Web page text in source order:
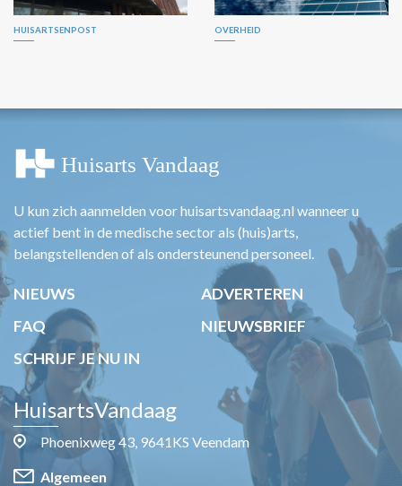
HUISARTSENPOST OVERHEID
U kun zich aanmelden voor huisartsvandaag.nl wanneer u
actief bent in de medische sector als (huis)arts,
belangstellenden of als ondersteunend personeel.
NIEUWS
ADVERTEREN
FAQ
NIEUWSBRIEF
SCHRIJF JE NU IN
HuisartsVandaag
Phoenixweg 43, 9641KS Veendam
Algemeen